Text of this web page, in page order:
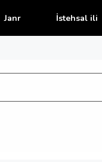
Janr İstehsal ili